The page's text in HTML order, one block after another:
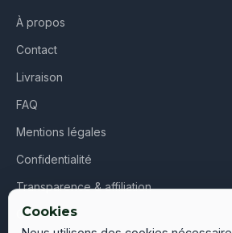
À propos
Contact
Livraison
FAQ
Mentions légales
Confidentialité
Transparence & affiliation
CGV
Cookies